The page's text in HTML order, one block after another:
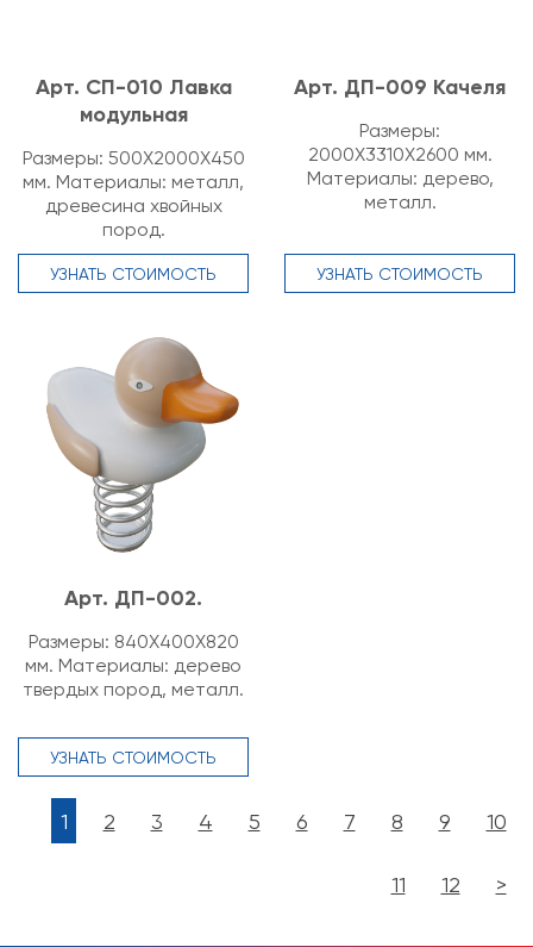
Арт. СП-010 Лавка
модульная
Размеры: 500Х2000Х450
мм. Материалы: металл,
древесина хвойных
пород.
УЗНАТЬ СТОИМОСТЬ
Арт. ДП-009 Качеля
Размеры:
2000Х3310Х2600 мм.
Материалы: дерево,
металл.
УЗНАТЬ СТОИМОСТЬ
Арт. ДП-002.
Размеры: 840Х400Х820
мм. Материалы: дерево
твердых пород, металл.
УЗНАТЬ СТОИМОСТЬ
1 2 3 4 5 6 7 8 9 10
11 12 >